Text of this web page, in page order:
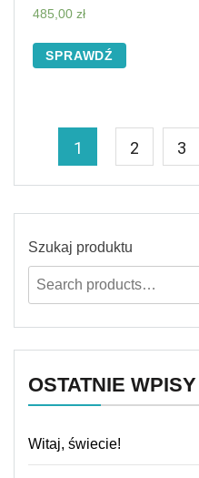
485,00 zł
SPRAWDŹ
1 2 3
Szukaj produktu
OSTATNIE WPISY
Witaj, świecie!